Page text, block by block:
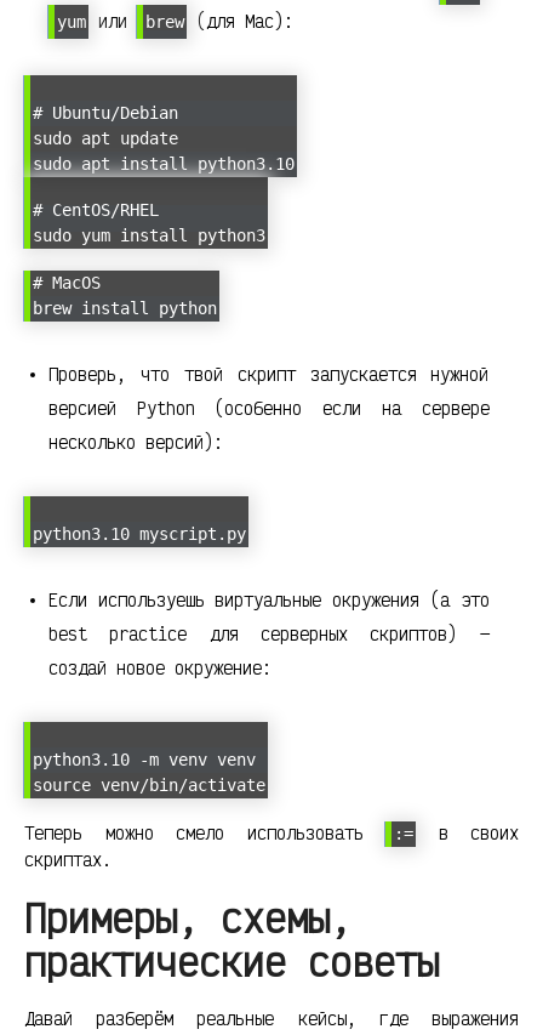
yum или brew (для Mac):
# Ubuntu/Debian
sudo apt update
sudo apt install python3.10
# CentOS/RHEL
sudo yum install python3
# MacOS
brew install python
Проверь, что твой скрипт запускается нужной
версией Python (особенно если на сервере
несколько версий):
python3.10 myscript.py
Если используешь виртуальные окружения (а это
best practice для серверных скриптов) —
создай новое окружение:
python3.10 -m venv venv
source venv/bin/activate
Теперь можно смело использовать :=
в своих
скриптах.
Примеры, схемы,
практические советы
Давай разберём реальные кейсы, где выражения